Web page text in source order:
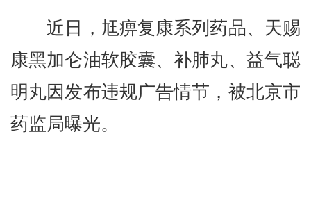
近日，尪痹复康系列药品、天赐
康黑加仑油软胶囊、补肺丸、益气聪
明丸因发布违规广告情节，被北京市
药监局曝光。